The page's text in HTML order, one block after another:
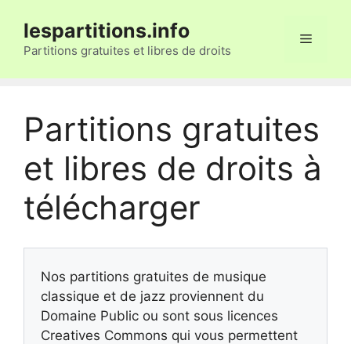
contenu
lespartitions.info
Partitions gratuites et libres de droits
Menu
Partitions gratuites
et libres de droits à
télécharger
Nos partitions gratuites de musique
classique et de jazz proviennent du
Domaine Public ou sont sous licences
Creatives Commons qui vous permettent